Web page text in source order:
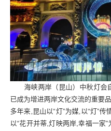
海峡两岸（昆山）中秋灯会自
已成为增进两岸文化交流的重要品
多年来,昆山以“灯”为媒,以“灯”
以“花开并蒂,灯映两岸,幸福一家